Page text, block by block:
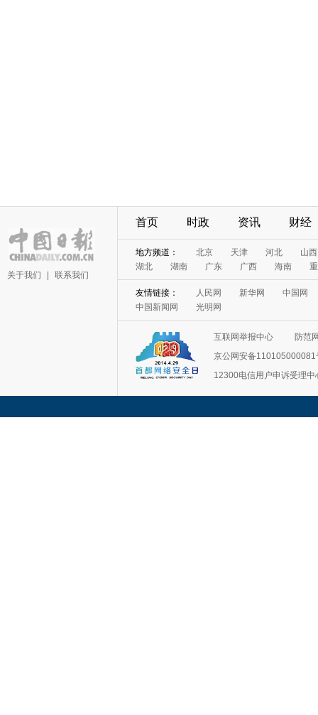
关于我们 联系我们
首页 时政 资讯 财经
地方频道： 北京 天津 河北
山西
湖北
湖南 广东 广西 海南
友情链接： 人民网 新华网
中国网
中国新闻网
光明网
互联网举报中心
防范
京公网安备110105000081
12300电信用户申诉受理中